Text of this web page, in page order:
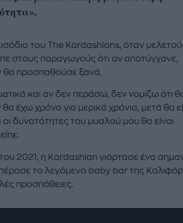
του The Kardashians, όταν
στους παραγωγούς ότι αν αποτύγχανε,
θα προσπαθούσε ξανά.
και αν δεν περάσω, δεν νομίζω ότι
έχω χρόνο για μερικά χρόνια, μετά θα
οι δυνατότητες του μυαλού μου θα είναι
2021, η Kardashian γιόρτασε ένα
το λεγόμενο baby bar της
προσπάθειες.